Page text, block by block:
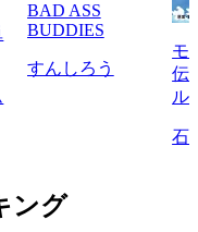
BAD ASS
BUDDIES
すんしろう
モ
伝
ル
石
ング